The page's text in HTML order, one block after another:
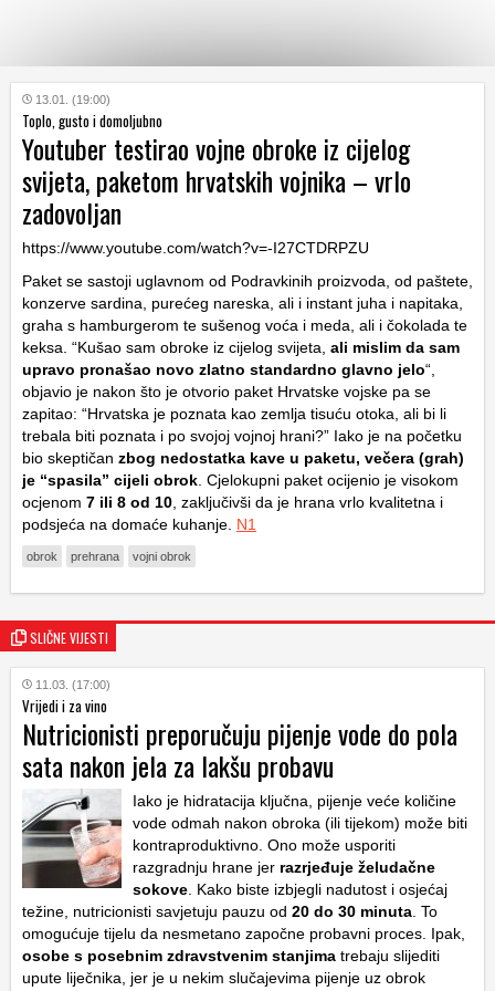
KATEGORIJE
HRVATSKI
WEB
13.01. (19:00)
Toplo, gusto i domoljubno
Youtuber testirao vojne obroke iz cijelog
svijeta, paketom hrvatskih vojnika – vrlo
zadovoljan
https://www.youtube.com/watch?v=-I27CTDRPZU
Paket se sastoji uglavnom od Podravkinih proizvoda, od paštete,
konzerve sardina, purećeg nareska, ali i instant juha i napitaka,
graha s hamburgerom te sušenog voća i meda, ali i čokolada te
keksa. “Kušao sam obroke iz cijelog svijeta, ali mislim da sam
upravo pronašao novo zlatno standardno glavno jelo“,
objavio je nakon što je otvorio paket Hrvatske vojske pa se
zapitao: “Hrvatska je poznata kao zemlja tisuću otoka, ali bi li
trebala biti poznata i po svojoj vojnoj hrani?” Iako je na početku
bio skeptičan zbog nedostatka kave u paketu, večera (grah)
je “spasila” cijeli obrok . Cjelokupni paket ocijenio je visokom
ocjenom 7 ili 8 od 10 , zaključivši da je hrana vrlo kvalitetna i
podsjeća na domaće kuhanje. N1
obrok prehrana vojni obrok
SLIČNE VIJESTI
11.03. (17:00)
Vrijedi i za vino
Nutricionisti preporučuju pijenje vode do pola
sata nakon jela za lakšu probavu
Iako je hidratacija ključna, pijenje veće količine
vode odmah nakon obroka (ili tijekom) može biti
kontraproduktivno. Ono može usporiti
razgradnju hrane jer razrjeđuje želudačne
sokove . Kako biste izbjegli nadutost i osjećaj
težine, nutricionisti savjetuju pauzu od 20 do 30 minuta . To
omogućuje tijelu da nesmetano započne probavni proces. Ipak,
osobe s posebnim zdravstvenim stanjima trebaju slijediti
upute liječnika, jer je u nekim slučajevima pijenje uz obrok